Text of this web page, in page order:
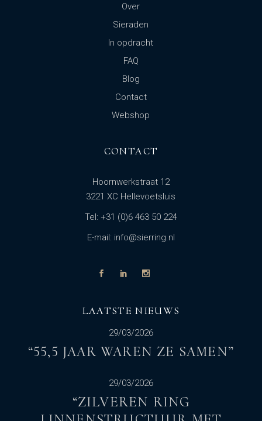
Over
Sieraden
In opdracht
FAQ
Blog
Contact
Webshop
CONTACT
Hoornwerkstraat 12
3221 XC Hellevoetsluis
Tel: +31 (0)6 463 50 224
E-mail: info@sierring.nl
LAATSTE NIEUWS
29/03/2026
“55,5 JAAR WAREN ZE SAMEN”
29/03/2026
“ZILVEREN RING